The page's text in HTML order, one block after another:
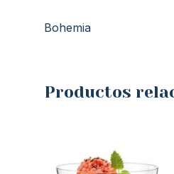
Bohemia
Productos